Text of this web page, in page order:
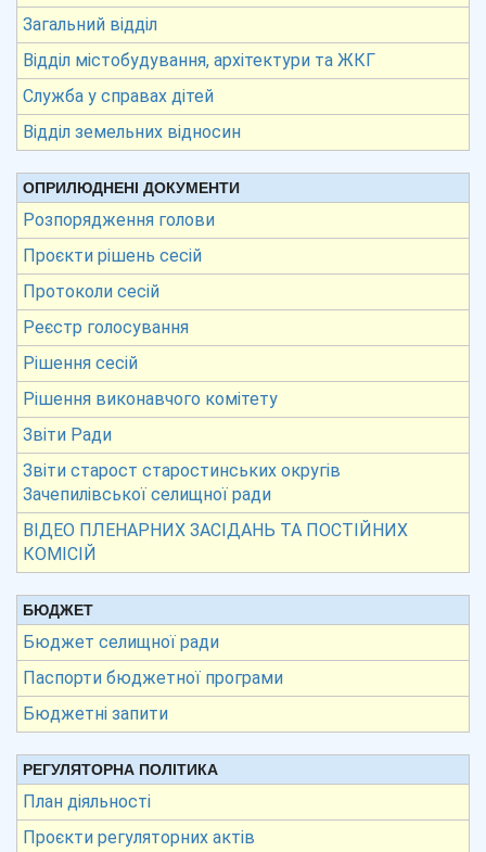
Загальний відділ
Відділ містобудування, архітектури та ЖКГ
Служба у справах дітей
Відділ земельних відносин
ОПРИЛЮДНЕНІ ДОКУМЕНТИ
Розпорядження голови
Проєкти рішень сесій
Протоколи сесій
Реєстр голосування
Рішення сесій
Рішення виконавчого комітету
Звіти Ради
Звіти старост старостинських округів
Зачепилівської селищної ради
ВІДЕО ПЛЕНАРНИХ ЗАСІДАНЬ ТА ПОСТІЙНИХ
КОМІСІЙ
БЮДЖЕТ
Бюджет селищної ради
Паспорти бюджетної програми
Бюджетні запити
РЕГУЛЯТОРНА ПОЛІТИКА
План діяльності
Проєкти регуляторних актів